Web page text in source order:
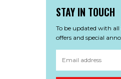
STAY IN TOUCH
To be updated with all
offers and special